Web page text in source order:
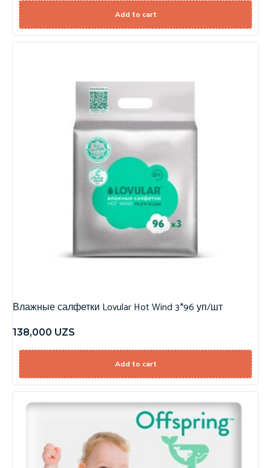
Add to cart
Влажные салфетки Lovular Hot Wind 3*96 уп/шт
138,000 UZS
Add to cart